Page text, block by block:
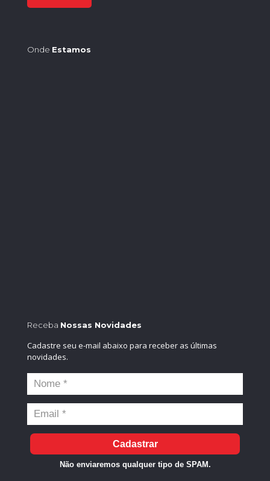
Onde Estamos
Receba Nossas Novidades
Cadastre seu e-mail abaixo para receber as últimas
novidades.
Cadastrar
Não enviaremos qualquer tipo de SPAM.